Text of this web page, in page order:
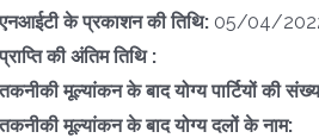
के प्रकाशन की तिथि: 05/04/
की अंतिम तिथि :
मूल्यांकन के बाद योग्य पार्टियों की
मूल्यांकन के बाद योग्य दलों के नाम: